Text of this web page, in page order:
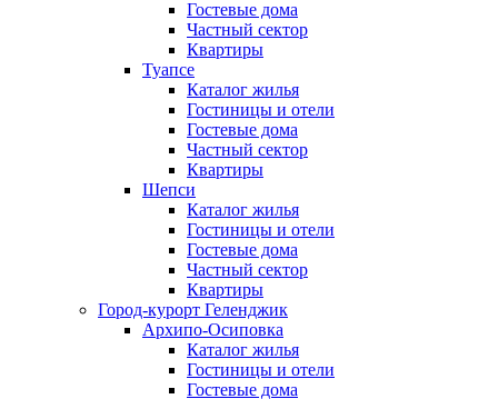
Гостевые дома
Частный сектор
Квартиры
Туапсе
Каталог жилья
Гостиницы и отели
Гостевые дома
Частный сектор
Квартиры
Шепси
Каталог жилья
Гостиницы и отели
Гостевые дома
Частный сектор
Квартиры
Город-курорт Геленджик
Архипо-Осиповка
Каталог жилья
Гостиницы и отели
Гостевые дома